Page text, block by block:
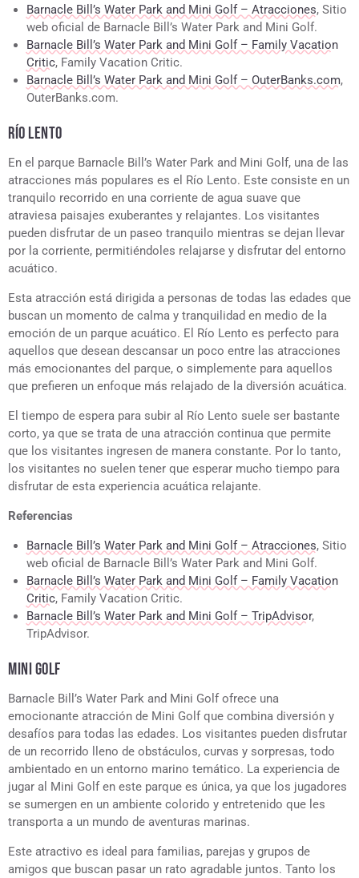
Barnacle Bill’s Water Park and Mini Golf – Atracciones, Sitio
web oficial de Barnacle Bill’s Water Park and Mini Golf.
Barnacle Bill’s Water Park and Mini Golf – Family Vacation
Critic, Family Vacation Critic.
Barnacle Bill’s Water Park and Mini Golf – OuterBanks.com,
OuterBanks.com.
RÍO LENTO
En el parque Barnacle Bill’s Water Park and Mini Golf, una de las
atracciones más populares es el Río Lento. Este consiste en un
tranquilo recorrido en una corriente de agua suave que
atraviesa paisajes exuberantes y relajantes. Los visitantes
pueden disfrutar de un paseo tranquilo mientras se dejan llevar
por la corriente, permitiéndoles relajarse y disfrutar del entorno
acuático.
Esta atracción está dirigida a personas de todas las edades que
buscan un momento de calma y tranquilidad en medio de la
emoción de un parque acuático. El Río Lento es perfecto para
aquellos que desean descansar un poco entre las atracciones
más emocionantes del parque, o simplemente para aquellos
que prefieren un enfoque más relajado de la diversión acuática.
El tiempo de espera para subir al Río Lento suele ser bastante
corto, ya que se trata de una atracción continua que permite
que los visitantes ingresen de manera constante. Por lo tanto,
los visitantes no suelen tener que esperar mucho tiempo para
disfrutar de esta experiencia acuática relajante.
Referencias
Barnacle Bill’s Water Park and Mini Golf – Atracciones, Sitio
web oficial de Barnacle Bill’s Water Park and Mini Golf.
Barnacle Bill’s Water Park and Mini Golf – Family Vacation
Critic, Family Vacation Critic.
Barnacle Bill’s Water Park and Mini Golf – TripAdvisor,
TripAdvisor.
MINI GOLF
Barnacle Bill’s Water Park and Mini Golf ofrece una
emocionante atracción de Mini Golf que combina diversión y
desafíos para todas las edades. Los visitantes pueden disfrutar
de un recorrido lleno de obstáculos, curvas y sorpresas, todo
ambientado en un entorno marino temático. La experiencia de
jugar al Mini Golf en este parque es única, ya que los jugadores
se sumergen en un ambiente colorido y entretenido que les
transporta a un mundo de aventuras marinas.
Este atractivo es ideal para familias, parejas y grupos de
amigos que buscan pasar un rato agradable juntos. Tanto los